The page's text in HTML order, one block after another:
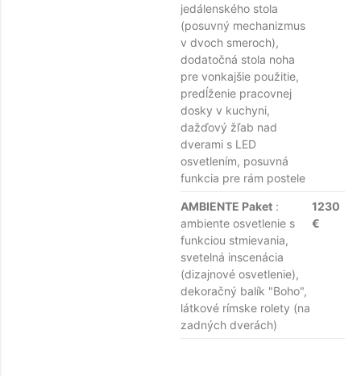
jedálenského stola
(posuvný mechanizmus
v dvoch smeroch),
dodatočná stola noha
pre vonkajšie použitie,
predĺženie pracovnej
dosky v kuchyni,
dažďový žľab nad
dverami s LED
osvetlením, posuvná
funkcia pre rám postele
AMBIENTE Paket :
ambiente osvetlenie s
funkciou stmievania,
svetelná inscenácia
(dizajnové osvetlenie),
dekoračný balík "Boho",
látkové rímske rolety (na
zadných dverách)
1230
€